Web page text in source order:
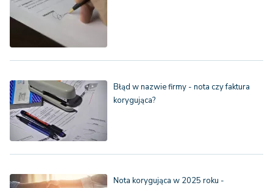
Błąd w nazwie firmy - nota czy faktura
korygująca?
Nota korygująca w 2025 roku -